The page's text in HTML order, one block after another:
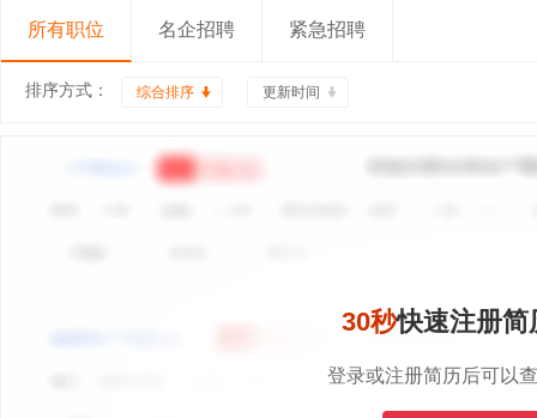
所有职位 名企招聘 紧急招聘
排序方式： 综合排序 更新时间
30秒快速注册简
登录或注册简历后可以